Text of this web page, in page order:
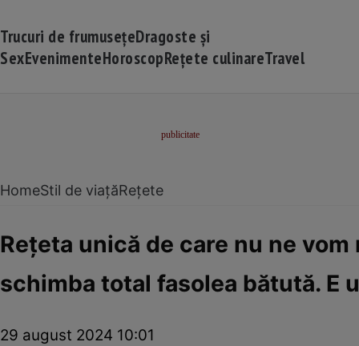
Trucuri de frumusețeDragoste și
SexEvenimenteHoroscopRețete culinareTravel
HomeStil de viațăRețete
Rețeta unică de care nu ne
schimba total fasolea bătută. E
29 august 2024 10:01